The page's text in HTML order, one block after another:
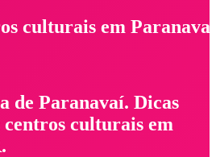
culturais em Paranavaí
de Paranavaí. Dicas
centros culturais em